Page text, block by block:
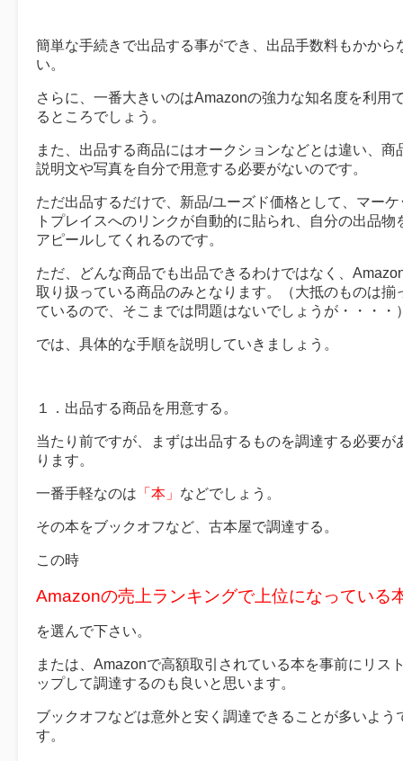
簡単な手続きで出品する事ができ、出品手数料もかから
い。
さらに、一番大きいのはAmazonの強力な知名度を利用
るところでしょう。
また、出品する商品にはオークションなどとは違い、商
説明文や写真を自分で用意する必要がないのです。
ただ出品するだけで、新品/ユーズド価格として、マーケ
トプレイスへのリンクが自動的に貼られ、自分の出品物
アピールしてくれるのです。
ただ、どんな商品でも出品できるわけではなく、
取り扱っている商品のみとなります。（大抵のものは揃
ているので、そこまでは問題はないでしょうが・・・・
では、具体的な手順を説明していきましょう。
１．出品する商品を用意する。
当たり前ですが、まずは出品するものを調達する必要が
ります。
一番手軽なのは 「本」 などでしょう。
その本をブックオフなど、古本屋で調達する。
この時
Amazonの売上ランキングで上位になっている
を選んで下さい。
または、Amazonで高額取引されている本を事前にリス
ップして調達するのも良いと思います。
ブックオフなどは意外と安く調達できることが多いよう
す。